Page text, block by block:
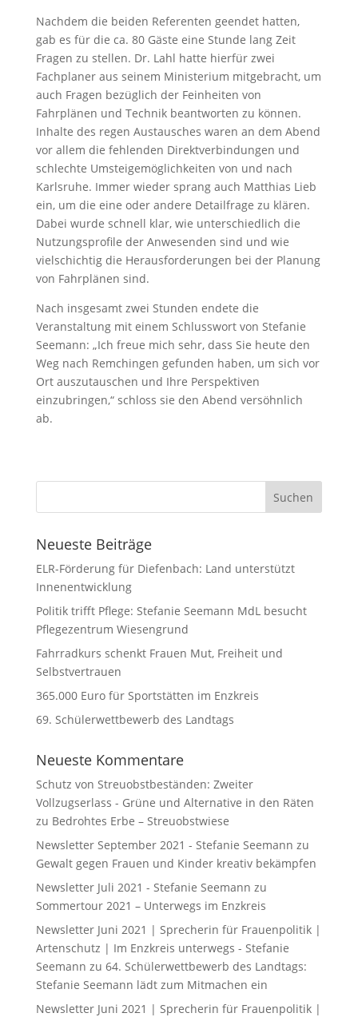
Nachdem die beiden Referenten geendet hatten,
gab es für die ca. 80 Gäste eine Stunde lang Zeit
Fragen zu stellen. Dr. Lahl hatte hierfür zwei
Fachplaner aus seinem Ministerium mitgebracht, um
auch Fragen bezüglich der Feinheiten von
Fahrplänen und Technik beantworten zu können.
Inhalte des regen Austausches waren an dem Abend
vor allem die fehlenden Direktverbindungen und
schlechte Umsteigemöglichkeiten von und nach
Karlsruhe. Immer wieder sprang auch Matthias Lieb
ein, um die eine oder andere Detailfrage zu klären.
Dabei wurde schnell klar, wie unterschiedlich die
Nutzungsprofile der Anwesenden sind und wie
vielschichtig die Herausforderungen bei der Planung
von Fahrplänen sind.
Nach insgesamt zwei Stunden endete die
Veranstaltung mit einem Schlusswort von Stefanie
Seemann: „Ich freue mich sehr, dass Sie heute den
Weg nach Remchingen gefunden haben, um sich vor
Ort auszutauschen und Ihre Perspektiven
einzubringen,“ schloss sie den Abend versöhnlich
ab.
Neueste Beiträge
ELR-Förderung für Diefenbach: Land unterstützt
Innenentwicklung
Politik trifft Pflege: Stefanie Seemann MdL besucht
Pflegezentrum Wiesengrund
Fahrradkurs schenkt Frauen Mut, Freiheit und
Selbstvertrauen
365.000 Euro für Sportstätten im Enzkreis
69. Schülerwettbewerb des Landtags
Neueste Kommentare
Schutz von Streuobstbeständen: Zweiter
Vollzugserlass - Grüne und Alternative in den Räten
zu Bedrohtes Erbe – Streuobstwiese
Newsletter September 2021 - Stefanie Seemann zu
Gewalt gegen Frauen und Kinder kreativ bekämpfen
Newsletter Juli 2021 - Stefanie Seemann zu
Sommertour 2021 – Unterwegs im Enzkreis
Newsletter Juni 2021 | Sprecherin für Frauenpolitik |
Artenschutz | Im Enzkreis unterwegs - Stefanie
Seemann zu 64. Schülerwettbewerb des Landtags:
Stefanie Seemann lädt zum Mitmachen ein
Newsletter Juni 2021 | Sprecherin für Frauenpolitik |